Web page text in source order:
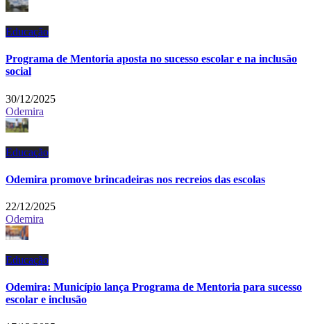
Educação
Programa de Mentoria aposta no sucesso escolar e na inclusão
social
30/12/2025
Odemira
Educação
Odemira promove brincadeiras nos recreios das escolas
22/12/2025
Odemira
Educação
Odemira: Município lança Programa de Mentoria para sucesso
escolar e inclusão